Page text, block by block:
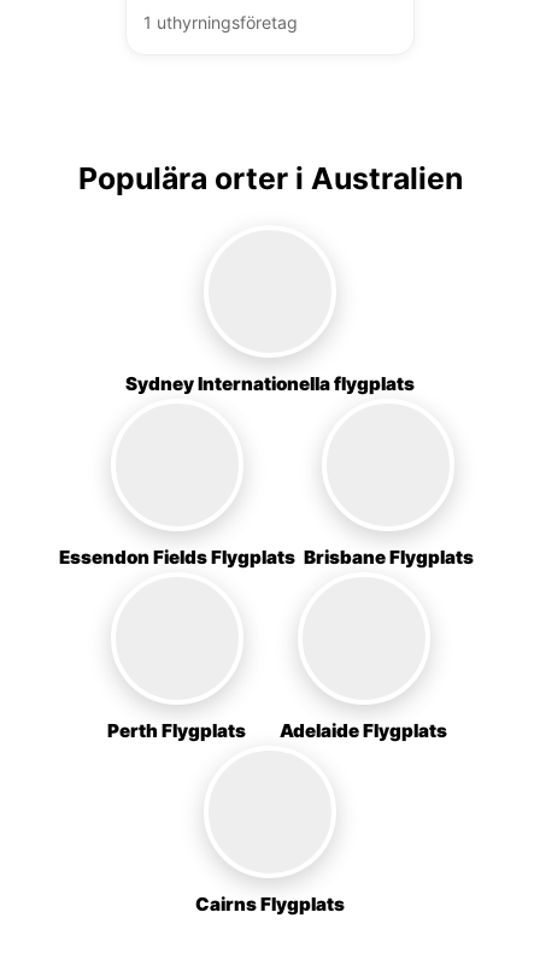
1 uthyrningsföretag
Populära orter i Australien
Sydney Internationella flygplats
Essendon Fields Flygplats Brisbane Flygplats
Perth Flygplats Adelaide Flygplats
Cairns Flygplats